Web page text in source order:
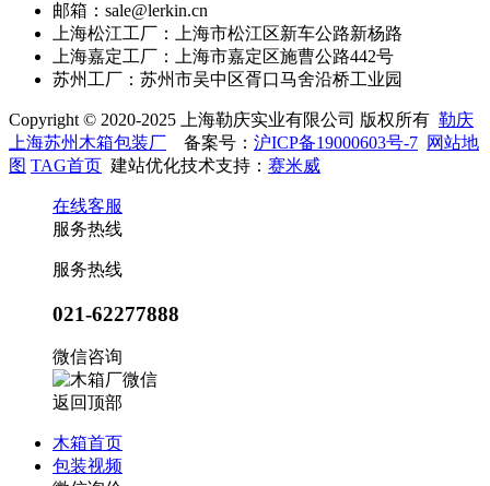
邮箱：sale@lerkin.cn
上海松江工厂：上海市松江区新车公路新杨路
上海嘉定工厂：上海市嘉定区施曹公路442号
苏州工厂：苏州市吴中区胥口马舍沿桥工业园
Copyright © 2020-2025 上海勒庆实业有限公司 版权所有 勒庆
上海苏州木箱包装厂 备案号： 沪ICP备19000603号-7 网站地
图 TAG首页 建站优化技术支持： 赛米威
在线客服
服务热线
服务热线
021-62277888
微信咨询
返回顶部
木箱首页
包装视频